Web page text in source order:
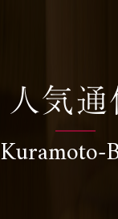
人気通
Kuramoto-